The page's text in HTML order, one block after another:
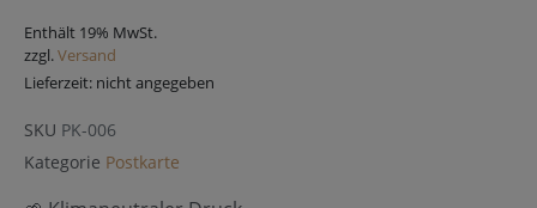
Enthält 19% MwSt.
zzgl.Versand
Lieferzeit: nicht angegeben
SKU PK-006
Kategorie Postkarte